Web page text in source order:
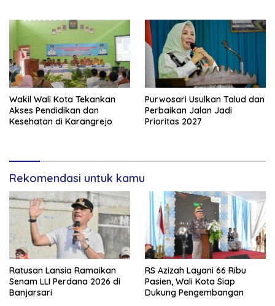
Wakil Wali Kota Tekankan
Akses Pendidikan dan
Kesehatan di Karangrejo
Purwosari Usulkan Talud dan
Perbaikan Jalan Jadi
Prioritas 2027
Rekomendasi untuk kamu
Ratusan Lansia Ramaikan
Senam LLI Perdana 2026 di
Banjarsari
RS Azizah Layani 66 Ribu
Pasien, Wali Kota Siap
Dukung Pengembangan